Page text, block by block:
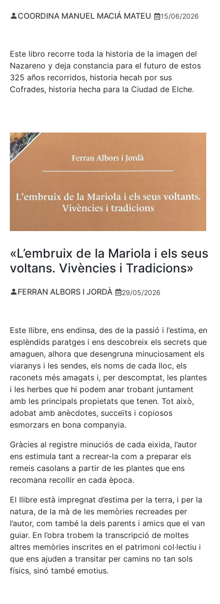
COORDINA MANUEL MACIÁ MATEU 15/06/2026
Este libro recorre toda la historia de la imagen del
Nazareno y deja constancia para el futuro de estos
325 años recorridos, historia hecah por sus
Cofrades, historia hecha para la Ciudad de Elche.
«L’embruix de la Mariola i els seus
voltans. Vivències i Tradicions»
FERRAN ALBORS I JORDÀ 29/05/2026
Este llibre, ens endinsa, des de la passió i l’estima, en
esplèndids paratges i ens descobreix els secrets que
amaguen, alhora que desengruna minuciosament els
viaranys i les sendes, els noms de cada lloc, els
raconets més amagats i, per descomptat, les plantes
i les herbes que hi podem anar trobant juntament
amb les principals propietats que tenen. Tot això,
adobat amb anècdotes, succeïts i copiosos
esmorzars en bona companyia.
Gràcies al registre minuciós de cada eixida, l’autor
ens estimula tant a recrear-la com a preparar els
remeis casolans a partir de les plantes que ens
recomana recollir en cada època.
El llibre està impregnat d’estima per la terra, i per la
natura, de la mà de les memòries recreades per
l’autor, com també la dels parents i amics que el van
guiar. En l’obra trobem la transcripció de moltes
altres memòries inscrites en el patrimoni col·lectiu i
que ens ajuden a transitar per camins no tan sols
físics, sinó també emotius.